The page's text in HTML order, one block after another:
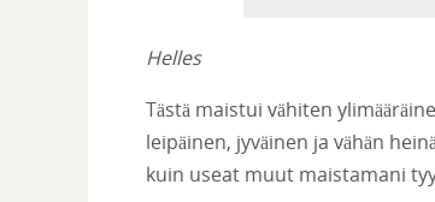
Helles
Tästä maistui vähiten
leipäinen, jyväinen ja vähän
kuin useat muut maistamani